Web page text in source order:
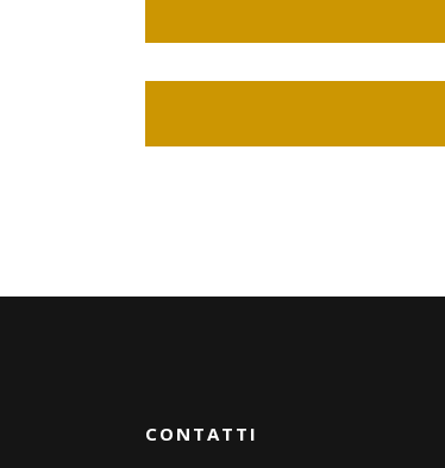
CONTATTI